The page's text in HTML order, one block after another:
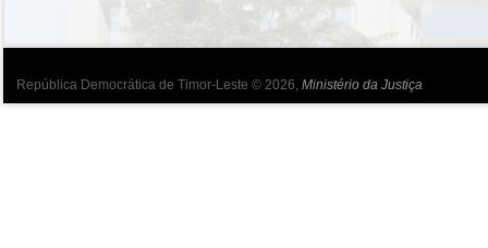
República Democrática de Timor-Leste © 2026, Ministério da Justiça